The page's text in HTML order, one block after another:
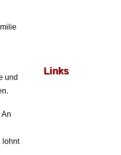
und
An
lohnt
Links